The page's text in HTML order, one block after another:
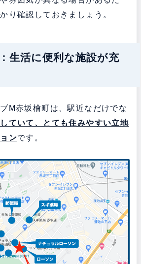
り確認しておきましょう。
生活に便利な施設が充
M赤坂檜町は、駅近なだけでな
ていて、とても住みやすい立地
ンです。